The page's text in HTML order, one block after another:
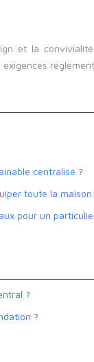
et la
centralisé ?
toute la maison
pour un
?
?